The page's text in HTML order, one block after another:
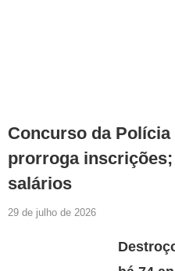
Concurso da Polícia
prorroga
salários
29 de julho de 2026